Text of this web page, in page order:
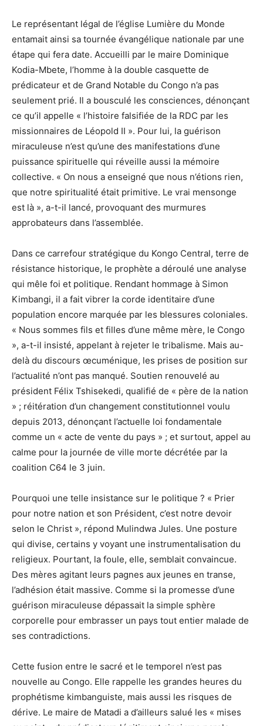
Le représentant légal de l’église Lumière du Monde
entamait ainsi sa tournée évangélique nationale par une
étape qui fera date. Accueilli par le maire Dominique
Kodia-Mbete, l’homme à la double casquette de
prédicateur et de Grand Notable du Congo n’a pas
seulement prié. Il a bousculé les consciences, dénonçant
ce qu’il appelle « l’histoire falsifiée de la RDC par les
missionnaires de Léopold II ». Pour lui, la guérison
miraculeuse n’est qu’une des manifestations d’une
puissance spirituelle qui réveille aussi la mémoire
collective. « On nous a enseigné que nous n’étions rien,
que notre spiritualité était primitive. Le vrai mensonge
est là », a-t-il lancé, provoquant des murmures
approbateurs dans l’assemblée.
Dans ce carrefour stratégique du Kongo Central, terre de
résistance historique, le prophète a déroulé une analyse
qui mêle foi et politique. Rendant hommage à Simon
Kimbangi, il a fait vibrer la corde identitaire d’une
population encore marquée par les blessures coloniales.
« Nous sommes fils et filles d’une même mère, le Congo
», a-t-il insisté, appelant à rejeter le tribalisme. Mais au-
delà du discours œcuménique, les prises de position sur
l’actualité n’ont pas manqué. Soutien renouvelé au
président Félix Tshisekedi, qualifié de « père de la nation
» ; réitération d’un changement constitutionnel voulu
depuis 2013, dénonçant l’actuelle loi fondamentale
comme un « acte de vente du pays » ; et surtout, appel au
calme pour la journée de ville morte décrétée par la
coalition C64 le 3 juin.
Pourquoi une telle insistance sur le politique ? « Prier
pour notre nation et son Président, c’est notre devoir
selon le Christ », répond Mulindwa Jules. Une posture
qui divise, certains y voyant une instrumentalisation du
religieux. Pourtant, la foule, elle, semblait convaincue.
Des mères agitant leurs pagnes aux jeunes en transe,
l’adhésion était massive. Comme si la promesse d’une
guérison miraculeuse dépassait la simple sphère
corporelle pour embrasser un pays tout entier malade de
ses contradictions.
Cette fusion entre le sacré et le temporel n’est pas
nouvelle au Congo. Elle rappelle les grandes heures du
prophétisme kimbanguiste, mais aussi les risques de
dérive. Le maire de Matadi a d’ailleurs salué les « mises